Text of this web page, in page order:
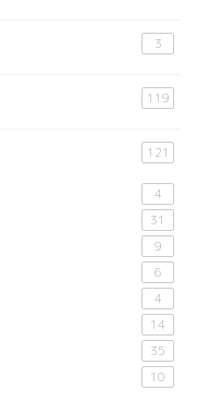
3
119
121
4
31
9
6
4
14
35
10